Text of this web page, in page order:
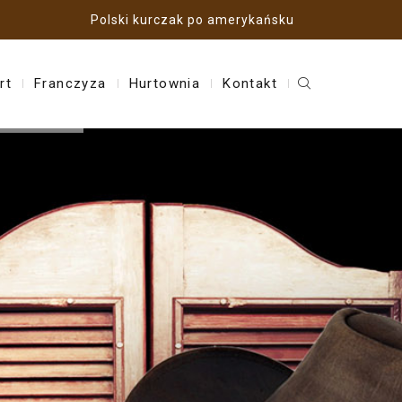
Polski kurczak po amerykańsku
Franczyza Hurtownia Kontakt